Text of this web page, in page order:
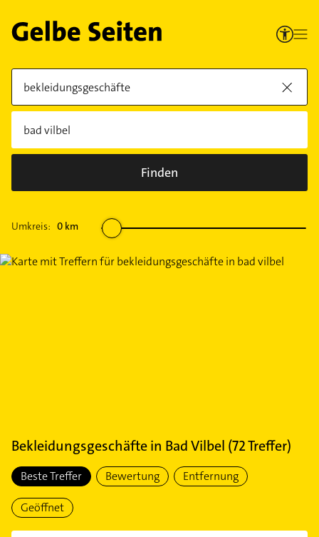
Finden
Umkreis: 0 km
Bekleidungsgeschäftein Bad Vilbel (72Treffer)
Beste Treffer Bewertung Entfernung
Geöffnet